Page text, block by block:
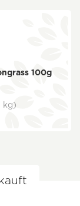
100g
kg)